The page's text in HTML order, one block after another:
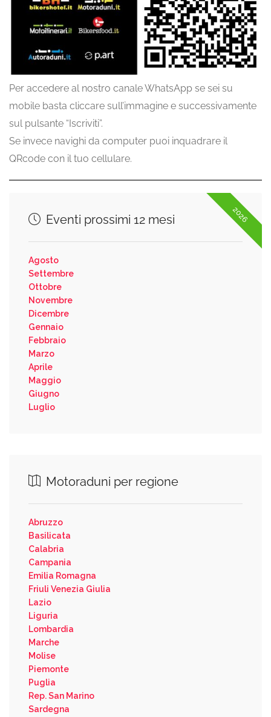
Per accedere al nostro canale WhatsApp se sei su
mobile basta cliccare sull’immagine e successivamente
sul pulsante “Iscriviti”.
Se invece navighi da computer puoi inquadrare il
QRcode con il tuo cellulare.
2026
Eventi prossimi 12 mesi
Agosto
Settembre
Ottobre
Novembre
Dicembre
Gennaio
Febbraio
Marzo
Aprile
Maggio
Giugno
Luglio
Motoraduni per regione
Abruzzo
Basilicata
Calabria
Campania
Emilia Romagna
Friuli Venezia Giulia
Lazio
Liguria
Lombardia
Marche
Molise
Piemonte
Puglia
Rep. San Marino
Sardegna